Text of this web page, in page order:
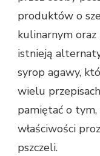
produktów o
kulinarnym
istnieją
syrop agawy,
wielu
pamiętać o
właściwości
pszczeli.